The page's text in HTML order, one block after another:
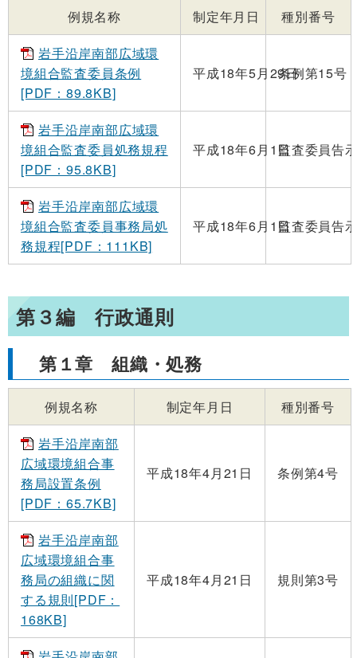
例規名称 制定年月日
種別番号
岩手沿岸南部広域環
境組合監査委員条例
[PDF：89.8KB]
平成18年5月29日条例第15号
岩手沿岸南部広域環
境組合監査委員処務規程
[PDF：95.8KB]
平成18年6月1日監査委員告
岩手沿岸南部広域環
境組合監査委員事務局処
務規程[PDF：111KB]
平成18年6月1日監査委員告
第３編 行政通則
第１章 組織・処務
例規名称 制定年月日
種別番号
岩手沿岸南部
広域環境組合事
務局設置条例
[PDF：65.7KB]
平成18年4月21日 条例第4号
岩手沿岸南部
広域環境組合事
務局の組織に関
する規則[PDF：
168KB]
平成18年4月21日 規則第3号